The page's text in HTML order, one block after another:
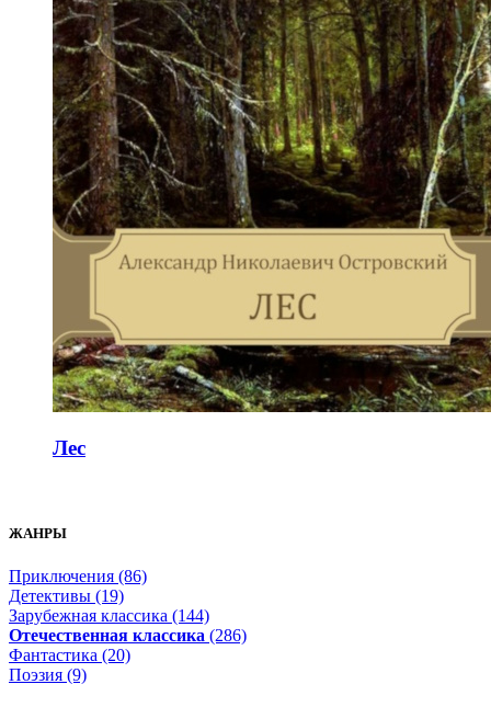
Лес
ЖАНРЫ
Приключения (86)
Детективы (19)
Зарубежная классика (144)
Отечественная классика (286)
Фантастика (20)
Поэзия (9)